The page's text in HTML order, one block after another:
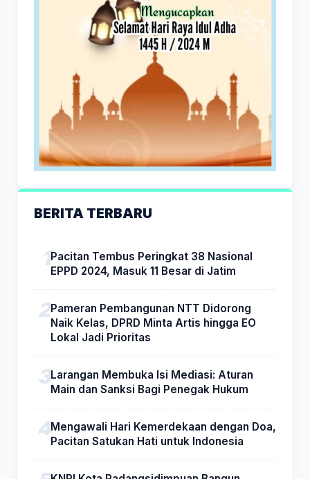
BERITA TERBARU
Pacitan Tembus Peringkat 38 Nasional
EPPD 2024, Masuk 11 Besar di Jatim
Pameran Pembangunan NTT Didorong
Naik Kelas, DPRD Minta Artis hingga EO
Lokal Jadi Prioritas
Larangan Membuka Isi Mediasi: Aturan
Main dan Sanksi Bagi Penegak Hukum
Mengawali Hari Kemerdekaan dengan Doa,
Pacitan Satukan Hati untuk Indonesia